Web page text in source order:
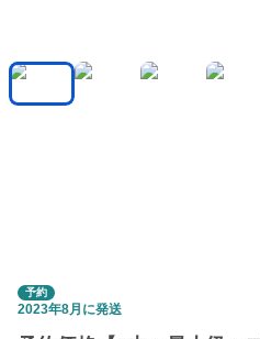
予約
2023年8月に発送